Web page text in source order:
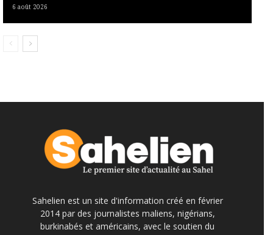
6 août 2026
Sahelien est un site d'information créé en février
2014 par des journalistes maliens, nigérians,
burkinabés et américains, avec le soutien du